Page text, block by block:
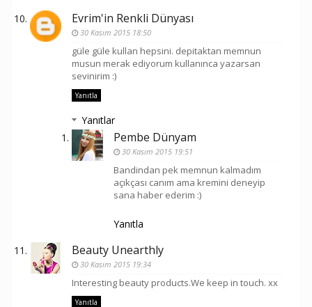
Evrim'in Renkli Dünyası
30 Kasım 2015 18:50
güle güle kullan hepsini. depitaktan memnun
musun merak ediyorum kullanınca yazarsan
sevinirim :)
Yanıtla
Yanıtlar
Pembe Dünyam
30 Kasım 2015 19:51
Bandindan pek memnun kalmadım
açıkçası canım ama kremini deneyip
sana haber ederim :)
Yanıtla
Beauty Unearthly
30 Kasım 2015 19:34
Interesting beauty products.We keep in touch. xx
Yanıtla